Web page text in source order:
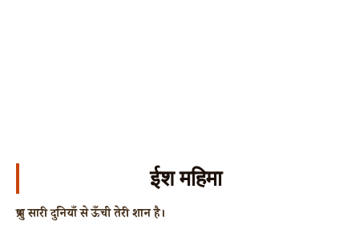
ईश महिमा
प्रभु सारी दुनियाँ से ऊँची तेरी शान है।